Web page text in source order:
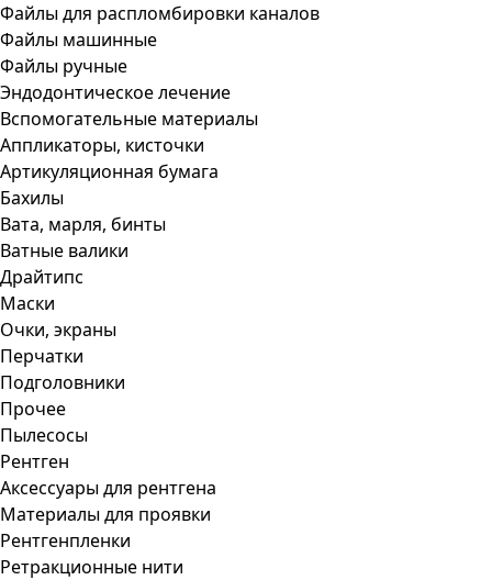
Файлы для распломбировки каналов
Файлы машинные
Файлы ручные
Эндодонтическое лечение
Вспомогательные материалы
Аппликаторы, кисточки
Артикуляционная бумага
Бахилы
Вата, марля, бинты
Ватные валики
Драйтипс
Маски
Очки, экраны
Перчатки
Подголовники
Прочее
Пылесосы
Рентген
Аксессуары для рентгена
Материалы для проявки
Рентгенпленки
Ретракционные нити